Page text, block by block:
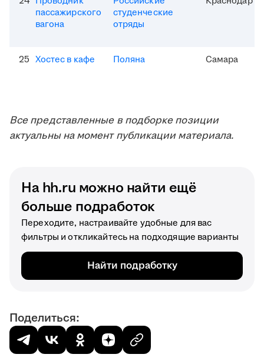
пассажирского
вагона
студенческие
отряды
25 Хостес в кафе Поляна Самара
Все представленные в подборке позиции
актуальны на момент публикации материала.
На hh.ru можно найти ещё
больше подработок
Переходите, настраивайте удобные для вас
фильтры и откликайтесь на подходящие варианты
Найти подработку
Поделиться: